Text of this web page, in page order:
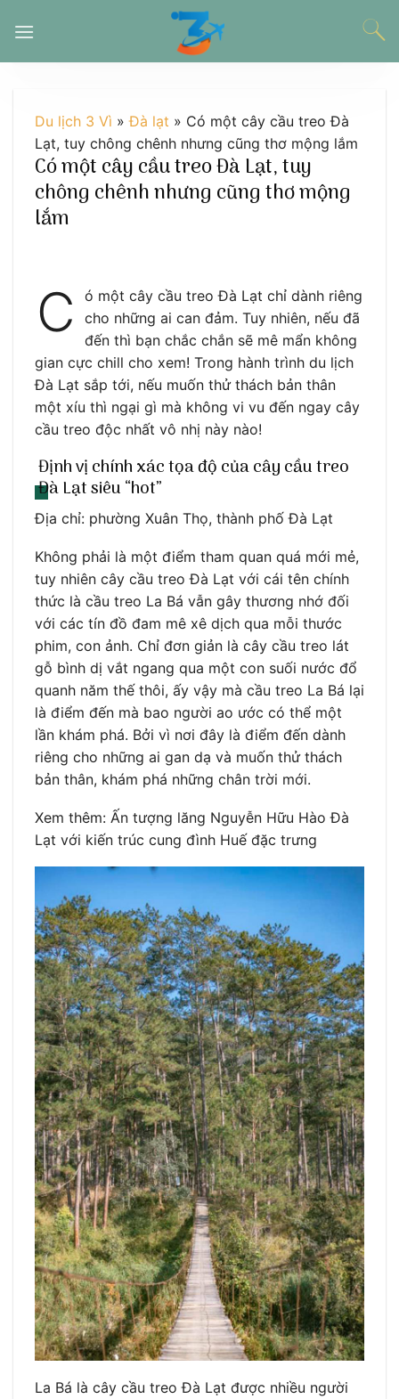
đến
Du lịch 3 Vì »Đà lạt » Có một cây cầu treo Đà
Lạt, tuy chông chênh nhưng cũng thơ mộng lắm
Có một cây cầu treo Đà Lạt, tuy
chông chênh nhưng cũng thơ mộng
lắm
C
ó một cây cầu treo Đà Lạt chỉ dành riêng
cho những ai can đảm. Tuy nhiên, nếu đã
đến thì bạn chắc chắn sẽ mê mẩn không
gian cực chill cho xem! Trong hành trình du lịch
Đà Lạt sắp tới, nếu muốn thử thách bản thân
một xíu thì ngại gì mà không vi vu đến ngay cây
cầu treo độc nhất vô nhị này nào!
Định vị chính xác tọa độ của cây cầu treo
Đà Lạt siêu “hot”
Địa chỉ: phường Xuân Thọ, thành phố Đà Lạt
Không phải là một điểm tham quan quá mới mẻ,
tuy nhiên cây cầu treo Đà Lạt với cái tên chính
thức là cầu treo La Bá vẫn gây thương nhớ đối
với các tín đồ đam mê xê dịch qua mỗi thước
phim, con ảnh. Chỉ đơn giản là cây cầu treo lát
gỗ bình dị vắt ngang qua một con suối nước đổ
quanh năm thế thôi, ấy vậy mà cầu treo La Bá lại
là điểm đến mà bao người ao ước có thể một
lần khám phá. Bởi vì nơi đây là điểm đến dành
riêng cho những ai gan dạ và muốn thử thách
bản thân, khám phá những chân trời mới.
Xem thêm: Ấn tượng lăng Nguyễn Hữu Hào Đà
Lạt với kiến trúc cung đình Huế đặc trưng
La Bá là cây cầu treo Đà Lạt được nhiều người